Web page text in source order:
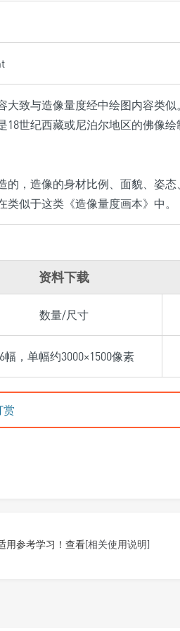
大致与造像量度经中绘图内容类
18世纪西藏或尼泊尔地区的佛像
的，造像的身材比例、面貌、姿态
似于这类《造像量度画本》中。
资料下载
数量/尺寸
幅，单幅约3000×1500像素
赏
用参考学习！查看[相关使用说明]